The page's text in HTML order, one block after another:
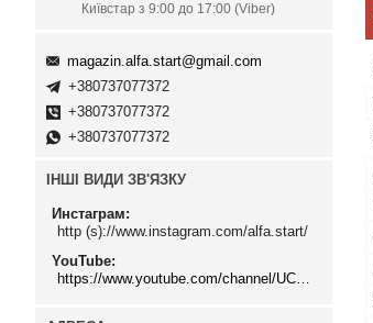
Київстар з 9:00 до 17:00 (Viber)
magazin.alfa.start@gmail.com
+380737077372
+380737077372
+380737077372
ІНШІ ВИДИ ЗВ'ЯЗКУ
Инстаграм
http (s)://www.instagram.com/alfa.start/
YouTube